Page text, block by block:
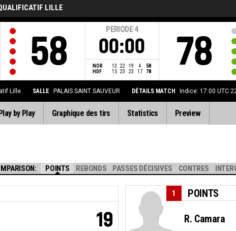
LILLE
58
PERIODE 4
00:00
NOR 13 22 19 4
58
HDF
15 23 23 17 78 78
Lille SALLE PALAIS SAINT SAUVEUR DÉTAILS MATCH Indice: 17:00 UTC
by Play Graphique des tirs Statistics Preview
POINTS REBONDS PASSES DÉCISIVES CONTRES
19
POINTS
1
R. Camara